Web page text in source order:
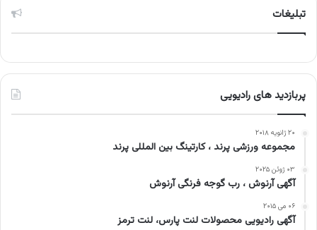
تبلیغات
پربازدید های رادیویی
۲۰ ژانویه ۲۰۱۸
مجموعه ورزشی پرند ، کارتینگ بین المللی پرند
۰۳ ژوئن ۲۰۲۵
آگهی آرنوش ، رب گوجه فرنگی آرنوش
۰۶ می ۲۰۱۵
آگهی رادیویی محصولات لنت پارس، لنت ترمز